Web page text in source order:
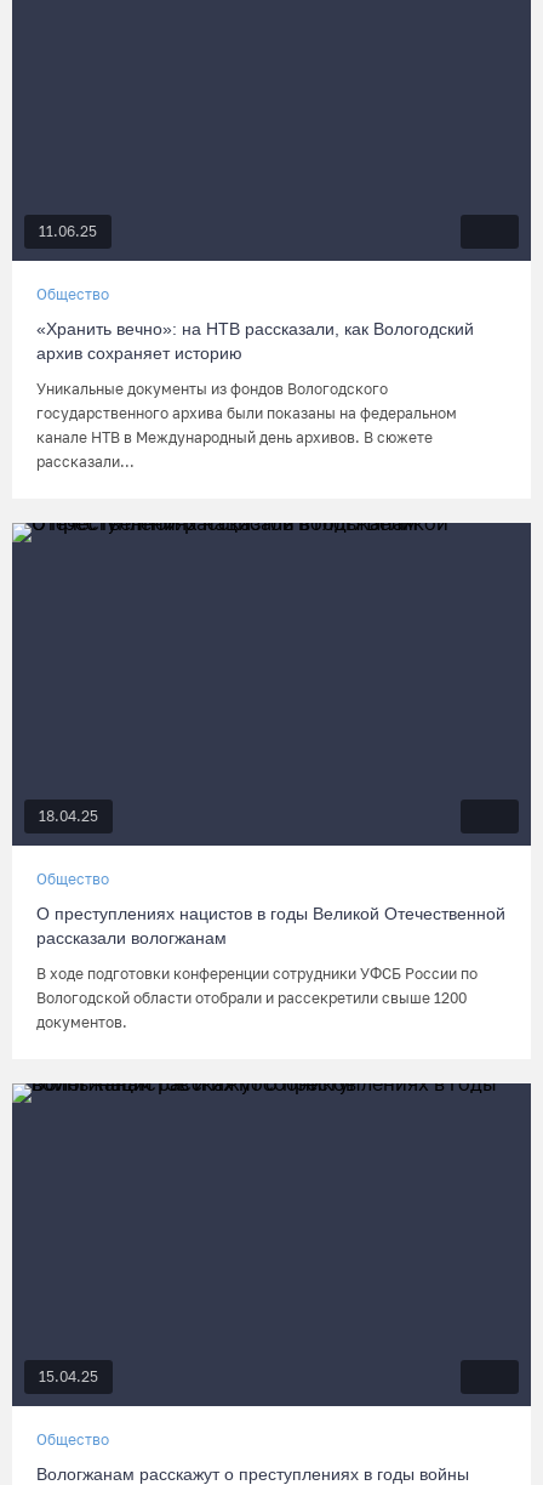
11.06.25
Общество
«Хранить вечно»: на НТВ рассказали, как Вологодский
архив сохраняет историю
Уникальные документы из фондов Вологодского
государственного архива были показаны на федеральном
канале НТВ в Международный день архивов. В сюжете
рассказали...
18.04.25
Общество
О преступлениях нацистов в годы Великой Отечественной
рассказали вологжанам
В ходе подготовки конференции сотрудники УФСБ России по
Вологодской области отобрали и рассекретили свыше 1200
документов.
15.04.25
Общество
Вологжанам расскажут о преступлениях в годы войны